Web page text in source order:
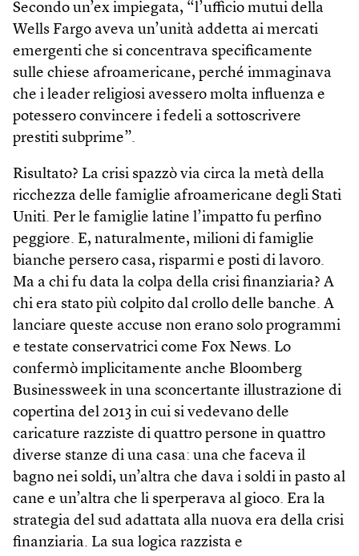
Secondo un’ex impiegata, “l’ufficio mutui della
Wells Fargo aveva un’unità addetta ai mercati
emergenti che si concentrava specificamente
sulle chiese afroamericane, perché immaginava
che i leader religiosi avessero molta influenza e
potessero convincere i fedeli a sottoscrivere
prestiti subprime”.
Risultato? La crisi spazzò via circa la metà della
ricchezza delle famiglie afroamericane degli Stati
Uniti. Per le famiglie latine l’impatto fu perfino
peggiore. E, naturalmente, milioni di famiglie
bianche persero casa, risparmi e posti di lavoro.
Ma a chi fu data la colpa della crisi finanziaria? A
chi era stato più colpito dal crollo delle banche. A
lanciare queste accuse non erano solo programmi
e testate conservatrici come Fox News. Lo
confermò implicitamente anche Bloomberg
Businessweek in una sconcertante illustrazione di
copertina del 2013 in cui si vedevano delle
caricature razziste di quattro persone in quattro
diverse stanze di una casa: una che faceva il
bagno nei soldi, un’altra che dava i soldi in pasto al
cane e un’altra che li sperperava al gioco. Era la
strategia del sud adattata alla nuova era della crisi
finanziaria. La sua logica razzista e